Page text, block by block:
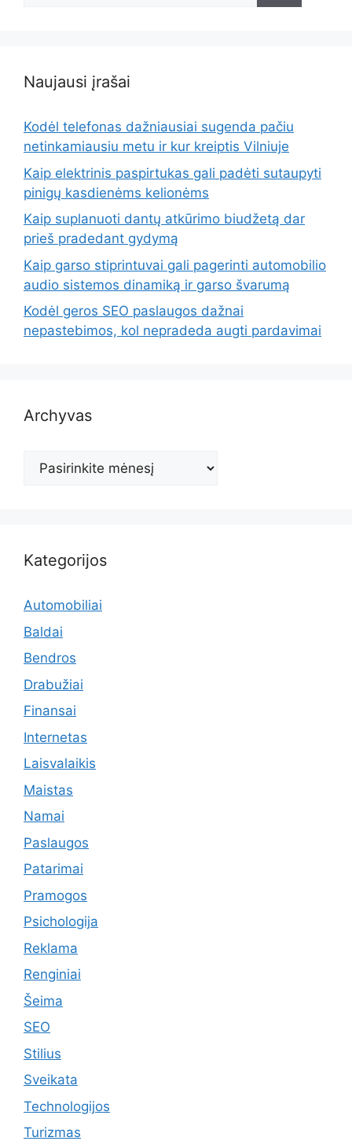
Naujausi įrašai
Kodėl telefonas dažniausiai sugenda pačiu
netinkamiausiu metu ir kur kreiptis Vilniuje
Kaip elektrinis paspirtukas gali padėti sutaupyti
pinigų kasdienėms kelionėms
Kaip suplanuoti dantų atkūrimo biudžetą dar
prieš pradedant gydymą
Kaip garso stiprintuvai gali pagerinti automobilio
audio sistemos dinamiką ir garso švarumą
Kodėl geros SEO paslaugos dažnai
nepastebimos, kol nepradeda augti pardavimai
Archyvas
Archyvas
Kategorijos
Automobiliai
Baldai
Bendros
Drabužiai
Finansai
Internetas
Laisvalaikis
Maistas
Namai
Paslaugos
Patarimai
Pramogos
Psichologija
Reklama
Renginiai
Šeima
SEO
Stilius
Sveikata
Technologijos
Turizmas